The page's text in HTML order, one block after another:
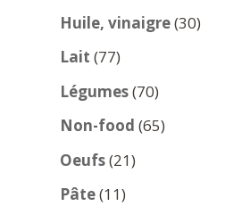
produits
Huile, vinaigre 3030
Lait 7777
produits
Légumes 7070
produits
Non-food 6565
Oeufs 2121
Pâte 1111